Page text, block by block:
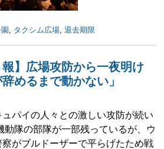
, タクシム広場, 退去期限
報】広場攻防から一夜明け
めるまで動かない」
パイの人々との激しい攻防が続い
隊の部隊が一部残っているが、ウ
がブルドーザーで平らげたため戦